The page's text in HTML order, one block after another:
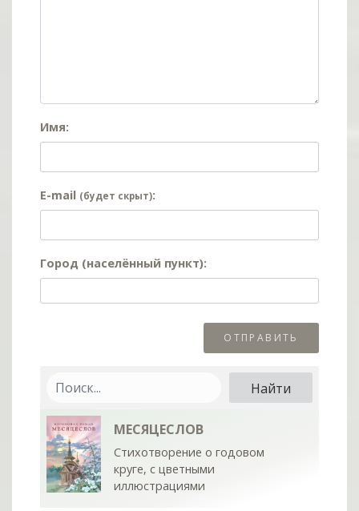
Имя:
E-mail (будет скрыт):
Город (населённый пункт):
МЕСЯЦЕСЛОВ
Стихотворение о годовом
круге, с цветными
иллюстрациями